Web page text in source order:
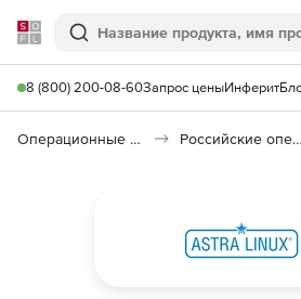
Softline
Поиск
8 (800) 200-08-60Запрос ценыИнферит
Операционные системы Российские операционные системы (Импортозамещение)